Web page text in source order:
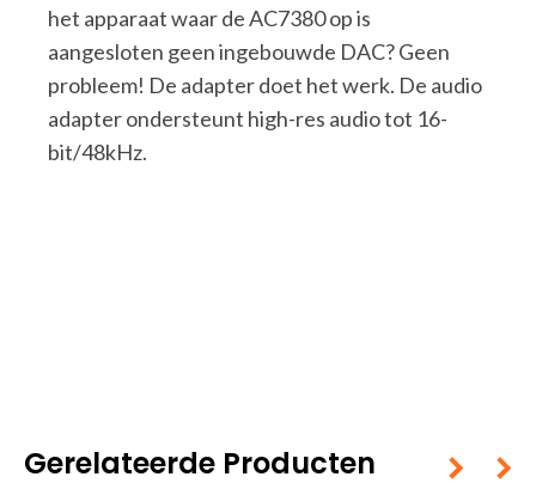
het apparaat waar de AC7380 op is
aangesloten geen ingebouwde DAC? Geen
probleem! De adapter doet het werk. De audio
adapter ondersteunt high-res audio tot 16-
bit/48kHz.
Gerelateerde Producten